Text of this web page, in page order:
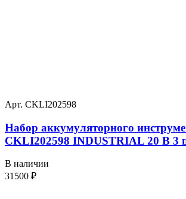
Арт. CKLI202598
Набор аккумуляторного
CKLI202598 INDUSTRIAL 20 В 3
В наличии
31500 ₽